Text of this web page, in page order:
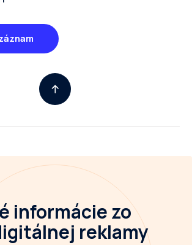
informáciezo
reklamy